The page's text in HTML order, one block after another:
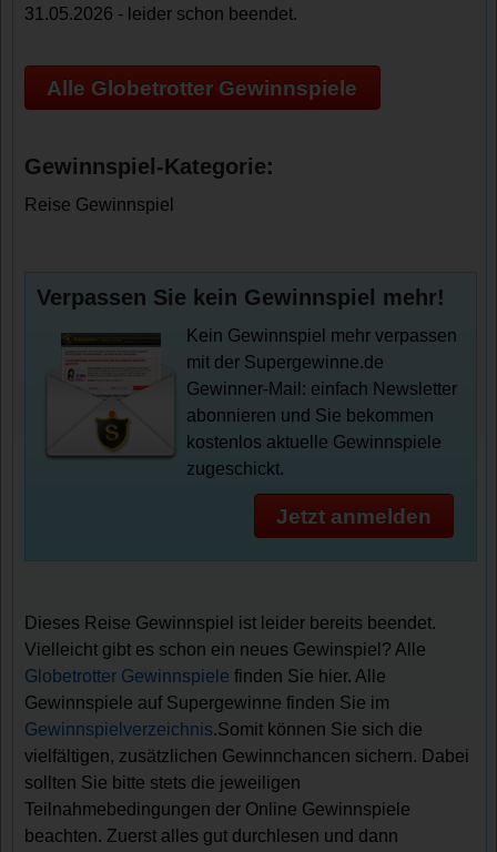
31.05.2026 - leider schon beendet.
Alle Globetrotter Gewinnspiele
Gewinnspiel-Kategorie:
Reise Gewinnspiel
Verpassen Sie kein Gewinnspiel mehr!
Kein Gewinnspiel mehr verpassen
mit der Supergewinne.de
Gewinner-Mail: einfach Newsletter
abonnieren und Sie bekommen
kostenlos aktuelle Gewinnspiele
zugeschickt.
Jetzt anmelden
Dieses Reise Gewinnspiel ist leider bereits beendet.
Vielleicht gibt es schon ein neues Gewinspiel? Alle
Globetrotter Gewinnspiele finden Sie hier. Alle
Gewinnspiele auf Supergewinne finden Sie im
Gewinnspielverzeichnis.Somit können Sie sich die
vielfältigen, zusätzlichen Gewinnchancen sichern. Dabei
sollten Sie bitte stets die jeweiligen
Teilnahmebedingungen der Online Gewinnspiele
beachten. Zuerst alles gut durchlesen und dann